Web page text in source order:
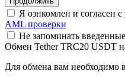
Я ознкомлен и согласен с
AML проверки
Не запоминать
Обмен Tether TRC20 USDT
Для обмена вам необходимо